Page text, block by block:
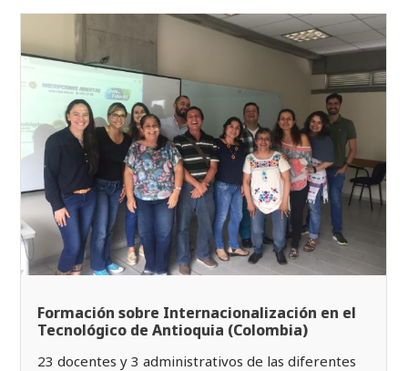
Formación sobre Internacionalización en el
Tecnológico de Antioquia (Colombia)
23 docentes y 3 administrativos de las diferentes